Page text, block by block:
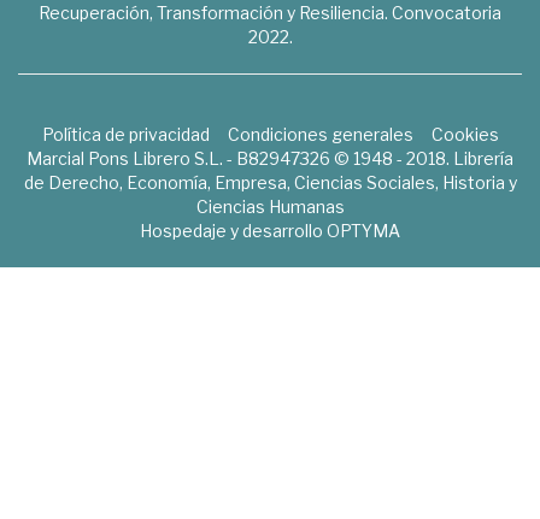
Recuperación, Transformación y Resiliencia. Convocatoria
2022.
Política de privacidad Condiciones generales
Cookies
Marcial Pons Librero S.L. - B82947326 © 1948 - 2018. Librería
de Derecho, Economía, Empresa, Ciencias Sociales, Historia y
Ciencias Humanas
Hospedaje y desarrollo OPTYMA